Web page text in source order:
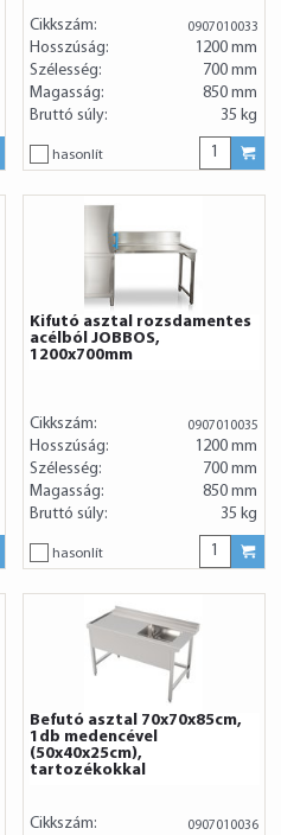
Cikkszám: 0907010033
Hosszúság:
1200 mm
Szélesség:
700 mm
Magasság:
850 mm
Bruttó súly:
35 kg
hasonlít
Kifutó asztal rozsdamentes
acélból JOBBOS,
1200x700mm
Cikkszám: 0907010035
Hosszúság:
1200 mm
Szélesség:
700 mm
Magasság:
850 mm
Bruttó súly:
35 kg
hasonlít
Befutó asztal 70x70x85cm,
1db medencével
(50x40x25cm),
tartozékokkal
Cikkszám: 0907010036